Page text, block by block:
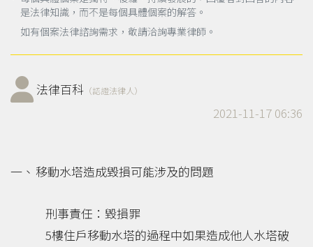
是法律知識，而不是每個具體個案的解答。
如有個案法律諮詢需求，敬請洽詢專業律師。
法律百科 （認證法律人）
2021-11-17 06:36
移動水塔造成毀損可能涉及的問題
刑事責任：毀損罪
5樓住戶移動水塔的過程中如果造成他人水塔破